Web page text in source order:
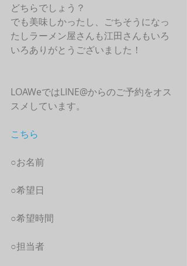
どちらでしょう？
でも美味しかったし、ごちそうになっ
たしラーメン屋さんも江田さんもいろ
いろありがとうございました！
LOAWeではLINE@からのご予約をオス
スメしています。
こちら
○お名前
○希望日
○希望時間
○担当者